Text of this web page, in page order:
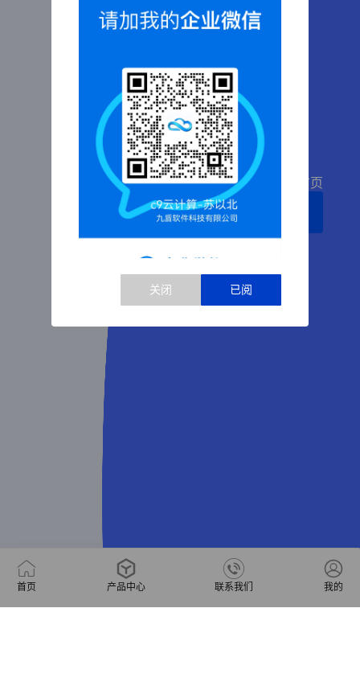
啊哦，糟糕，您访问的页面找不到了
3秒后自动跳转首页
首页 产品中心 联系我们 我的